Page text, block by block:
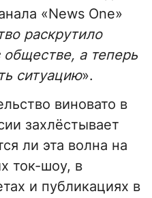
«News One»
раскрутило
а теперь
ситуацию».
виновато в
захлёстывает
ли эта волна на
ток-шоу, в
и публикациях в